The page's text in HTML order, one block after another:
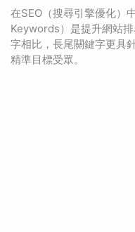
在SEO（搜尋引擎優化）
Keywords）是提升網站
字相比，長尾關鍵字更具
精準目標受眾。